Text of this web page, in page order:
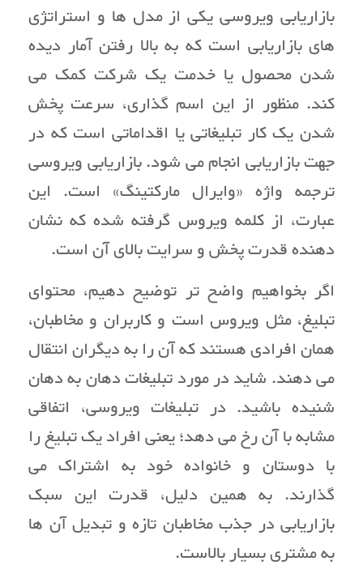
بازاریابی ویروسی یکی از مدل ها و استراتژی
های بازاریابی است که به بالا رفتن آمار دیده
شدن محصول یا خدمت یک شرکت کمک می
کند. منظور از این اسم گذاری، سرعت پخش
شدن یک کار تبلیغاتی یا اقداماتی است که در
جهت بازاریابی انجام می شود. بازاریابی ویروسی
ترجمه واژه «وایرال مارکتینگ» است. این
عبارت، از کلمه ویروس گرفته شده که نشان
دهنده قدرت پخش و سرایت بالای آن است.
اگر بخواهیم واضح تر توضیح دهیم، محتوای
تبلیغ، مثل ویروس است و کاربران و مخاطبان،
همان افرادی هستند که آن را به دیگران انتقال
می دهند. شاید در مورد تبلیغات دهان به دهان
شنیده باشید. در تبلیغات ویروسی، اتفاقی
مشابه با آن رخ می دهد؛ یعنی افراد یک تبلیغ را
با دوستان و خانواده خود به اشتراک می
گذارند. به همین دلیل، قدرت این سبک
بازاریابی در جذب مخاطبان تازه و تبدیل آن ها
به مشتری بسیار بالاست.